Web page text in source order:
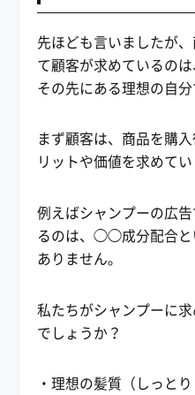
先ほども言いましたが
て顧客が求めているの
その先にある理想の自分
まず顧客は、商品を購
リットや価値を求めてい
例えばシャンプーの広
るのは、◯◯成分配合と
ありません。
私たちがシャンプーに
でしょうか？
・理想の髪質（しっとり